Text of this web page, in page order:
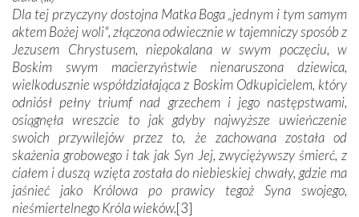
Dla tej przyczyny dostojna Matka Boga „jednym i tym samym
aktem Bożej woli", złączona odwiecznie w tajemniczy sposób z
Jezusem Chrystusem, niepokalana w swym poczęciu, w
Boskim swym macierzyństwie nienaruszona dziewica,
wielkodusznie współdziałająca z Boskim Odkupicielem, który
odniósł pełny triumf nad grzechem i jego następstwami,
osiągnęła wreszcie to jak gdyby najwyższe uwieńczenie
swoich przywilejów przez to, że zachowana została od
skażenia grobowego i tak jak Syn Jej, zwyciężywszy śmierć, z
ciałem i duszą wzięta została do niebieskiej chwały, gdzie ma
jaśnieć jako Królowa po prawicy tegoż Syna swojego,
nieśmiertelnego Króla wieków.[3]